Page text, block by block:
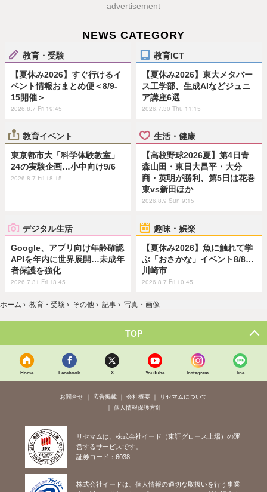
advertisement
NEWS CATEGORY
教育・受験
【夏休み2026】すぐ行けるイ
ベント情報おまとめ便＜8/9-
15開催＞
2026.8.7 Fri 19:45
教育ICT
【夏休み2026】東大メタバー
ス工学部、生成AIなどジュニ
ア講座6選
2026.7.30 Thu 11:15
教育イベント
東京都市大「科学体験教室」
24の実験企画…小中向け9/6
2026.8.7 Fri 18:15
生活・健康
【高校野球2026夏】第4日青
森山田・東日大昌平・大分
商・英明が勝利、第5日は花巻
東vs新田ほか
2026.8.9 Sun 9:15
デジタル生活
Google、アプリ向け年齢確認
APIを年内に世界展開…未成年
者保護を強化
2026.7.31 Fri 13:45
趣味・娯楽
【夏休み2026】魚に触れて学
ぶ「おさかな」イベント8/8…
川崎市
2026.8.7 Fri 10:45
ホーム › 教育・受験 › その他 › 記事 › 写真・画像
TOP
Home Facebook X YouTube Instagram line
お問合せ 広告掲載 会社概要
リセマムについて
個人情報保護方針
リセマムは、株式会社イード（東証グロース上場）の運
営するサービスです。
証券コード：6038
株式会社イードは、個人情報の適切な取扱いを行う事業